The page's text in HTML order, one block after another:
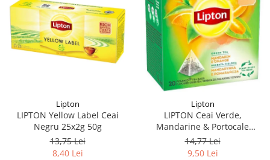
Lipton
LIPTON Yellow Label Ceai
Negru 25x2g 50g
13,75 Lei
8,40 Lei
Lipton
LIPTON Ceai Verde,
Mandarine & Portocale
Piramide 20x2.1g (30.09.2026)
14,77 Lei
9,50 Lei